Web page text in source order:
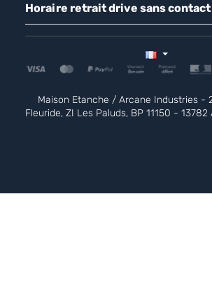
Horaire retrait drive sans contact
Maison Etanche / Arcane Industries -
Fleuride, ZI Les Paluds, BP 11150 - 13782